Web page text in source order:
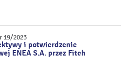
19/2023
i potwierdzenie
ENEA S.A. przez Fitch